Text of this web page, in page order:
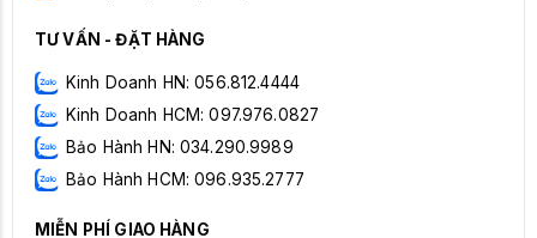
TƯ VẤN - ĐẶT HÀNG
Kinh Doanh HN: 056.812.4444
Kinh Doanh HCM: 097.976.0827
Bảo Hành HN: 034.290.9989
Bảo Hành HCM: 096.935.2777
MIỄN PHÍ GIAO HÀNG